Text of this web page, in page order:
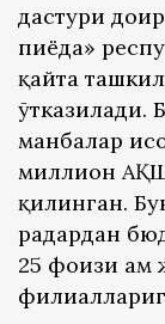
дастури
пиёда»
қайта
ўтказилади.
манбалар
миллион
қилинган.
радардан
25 фоизи